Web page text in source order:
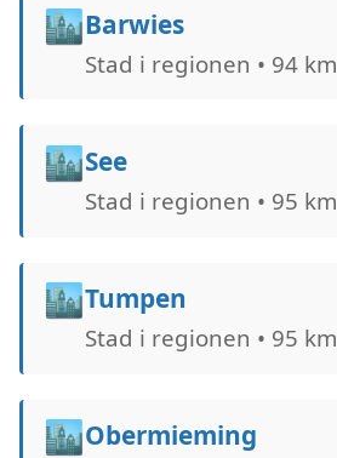
🏙️Barwies
Stad i regionen • 94 km
🏙️See
Stad i regionen • 95 km
🏙️Tumpen
Stad i regionen • 95 km
🏙️Obermieming